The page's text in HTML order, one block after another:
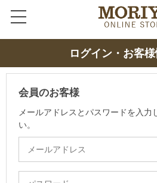
ログイン・お客
会員のお客様
メールアドレスとパスワードを入力
い。